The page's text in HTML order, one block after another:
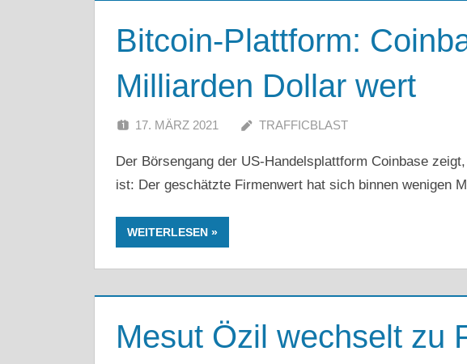
Bitcoin-Plattform:
Milliarden Dollar wert
17. MÄRZ 2021 TRAFFICBLAST
Der Börsengang der US-Handelsplattform Coinbase
ist: Der geschätzte Firmenwert hat sich binnen wenigen
WEITERLESEN
Mesut Özil wechselt zu